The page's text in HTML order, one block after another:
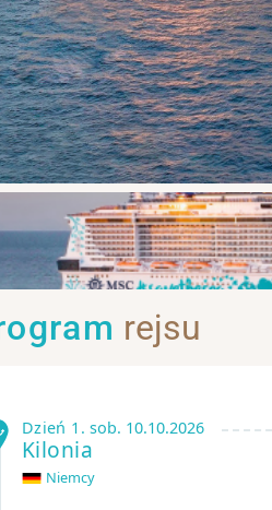
rejsu
Dzień 1 . sob. 10.10.2026
Kilonia
Niemcy